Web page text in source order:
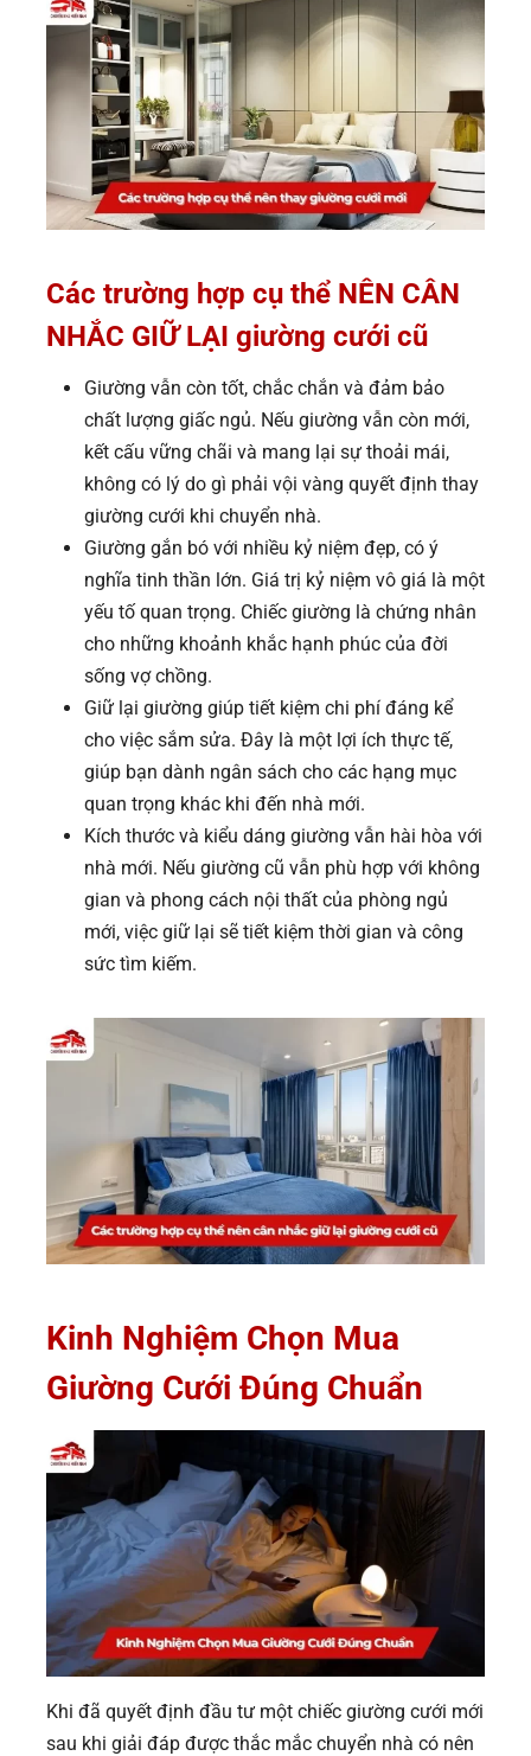
Các trường hợp cụ thể NÊN CÂN
NHẮC GIỮ LẠI giường cưới cũ
Giường vẫn còn tốt, chắc chắn và đảm bảo
chất lượng giấc ngủ. Nếu giường vẫn còn mới,
kết cấu vững chãi và mang lại sự thoải mái,
không có lý do gì phải vội vàng quyết định thay
giường cưới khi chuyển nhà.
Giường gắn bó với nhiều kỷ niệm đẹp, có ý
nghĩa tinh thần lớn. Giá trị kỷ niệm vô giá là một
yếu tố quan trọng. Chiếc giường là chứng nhân
cho những khoảnh khắc hạnh phúc của đời
sống vợ chồng.
Giữ lại giường giúp tiết kiệm chi phí đáng kể
cho việc sắm sửa. Đây là một lợi ích thực tế,
giúp bạn dành ngân sách cho các hạng mục
quan trọng khác khi đến nhà mới.
Kích thước và kiểu dáng giường vẫn hài hòa với
nhà mới. Nếu giường cũ vẫn phù hợp với không
gian và phong cách nội thất của phòng ngủ
mới, việc giữ lại sẽ tiết kiệm thời gian và công
sức tìm kiếm.
Kinh Nghiệm Chọn Mua
Giường Cưới Đúng Chuẩn
Khi đã quyết định đầu tư một chiếc giường cưới mới
sau khi giải đáp được thắc mắc chuyển nhà có nên